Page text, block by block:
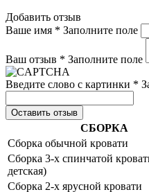
Добавить отзыв
Ваше имя * Заполните поле
Ваш отзыв * Заполните поле
Введите слово с картинки *
Оставить отзыв
СБОРКА
Сборка обычной кровати
Сборка 3-х спинчатой
детская)
Сборка 2-х ярусной кровати